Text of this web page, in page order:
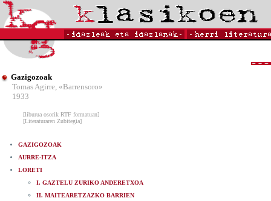
Gazigozoak
Tomas Agirre, «Barrensoro»
1933
[liburua osorik RTF formatuan]
[Literaturaren Zubitegia]
GAZIGOZOAK
AURRE-ITZA
LORETI
I. GAZTELU ZURIKO ANDERETXOA
II. MAITEARETZAZKO BARRIEN